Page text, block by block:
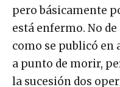
pero básicamente
está enfermo. No
como se publicó en
a punto de morir,
la sucesión dos